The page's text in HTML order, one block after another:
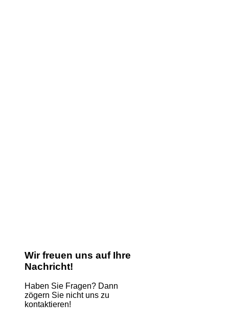
Wir freuen uns auf Ihre
Nachricht!
Haben Sie Fragen? Dann
zögern Sie nicht uns zu
kontaktieren!